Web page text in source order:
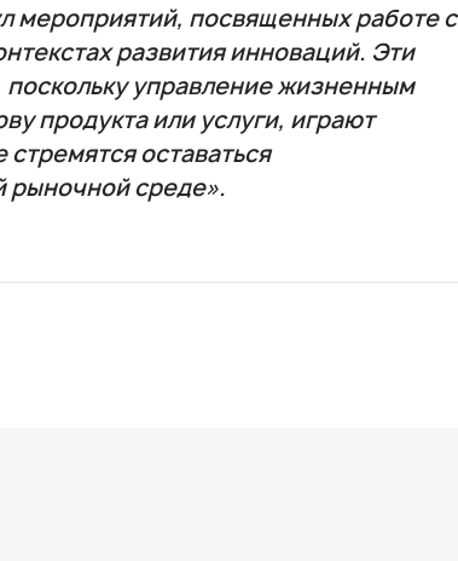
посвященных работе с
развития инноваций. Эти
поскольку управление жизненным
продукта или услуги, играют
оставаться
рыночной среде».